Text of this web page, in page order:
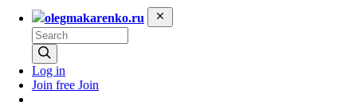
olegmakarenko.ru
Log in
Join free Join